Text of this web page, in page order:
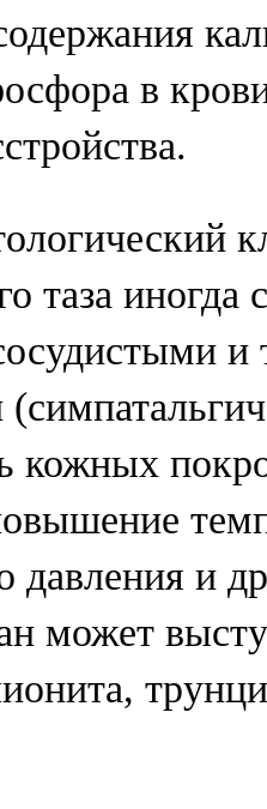
в
таза иногда
и
кожных
давления и
может